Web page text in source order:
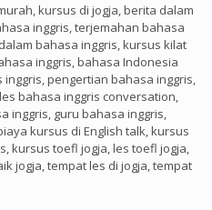
kursus di jogja, berita dalam
inggris, terjemahan bahasa
bahasa inggris, kursus kilat
inggris, bahasa Indonesia
pengertian bahasa inggris,
bahasa inggris conversation,
inggris, guru bahasa inggris,
kursus di English talk, kursus
kursus toefl jogja, les toefl jogja,
jogja, tempat les di jogja, tempat